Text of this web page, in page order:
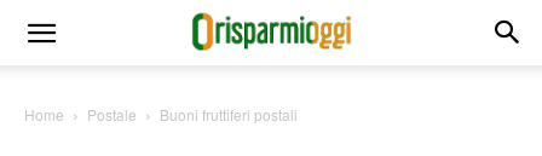
Home Postale Buoni fruttiferi postali